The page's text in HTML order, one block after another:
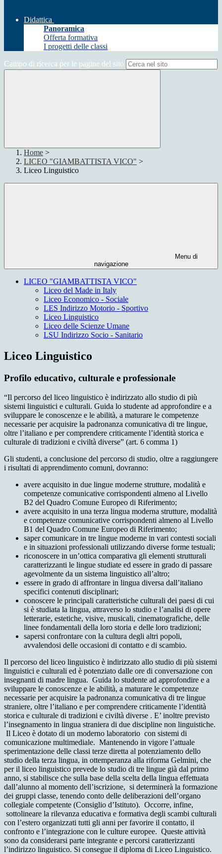
Didattica
Panoramica
Offerta formativa
I progetti delle classi
Campo di ricerca per le pagine del sito
Home >
LICEO "GIAMBATTISTA VICO" >
Liceo Linguistico
Menu di
navigazione
LICEO "GIAMBATTISTA VICO"
Liceo del Made in Italy
Liceo Economico - Sociale
LES Indirizzo Motorio - Sportivo
Liceo Linguistico
Liceo delle Scienze Umane
LSU Indirizzo Socio - Sanitario
Liceo Linguistico
Profilo educativo, culturale e professionale
“Il percorso del liceo linguistico è indirizzato allo studio di più
sistemi linguistici e culturali. Guida lo studente ad approfondire e a
sviluppare le conoscenze e le abilità, a maturare le competenze
necessarie per acquisire la padronanza comunicativa di tre lingue,
oltre l’italiano e per comprendere criticamente l’identità storica e
culturale di tradizioni e civiltà diverse” (art. 6 comma 1)
Gli studenti, a conclusione del percorso di studio, oltre a raggiungere
i risultati di apprendimento comuni, dovranno:
avere acquisito in due lingue moderne strutture, modalità e
competenze comunicative corrispondenti almeno al Livello
B2 del Quadro Comune Europeo di Riferimento;
avere acquisito in una terza lingua moderna strutture, modalità
e competenze comunicative corrispondenti almeno al Livello
B1 del Quadro Comune Europeo di Riferimento;
saper comunicare in tre lingue moderne in vari contesti sociali
e in situazioni professionali utilizzando diverse forme testuali;
riconoscere in un’ottica comparativa gli elementi strutturali
caratterizzanti le lingue studiate ed essere in grado di passare
agevolmente da un sistema linguistico all’altro;
essere in grado di affrontare in lingua diversa dall’italiano
specifici contenuti disciplinari;
conoscere le principali caratteristiche culturali dei paesi di cui
si è studiata la lingua, attraverso lo studio e l’analisi di opere
letterarie, estetiche, visive, musicali, cinematografiche, delle
linee fondamentali della loro storia e delle loro tradizioni;
sapersi confrontare con la cultura degli altri popoli,
avvalendosi delle occasioni di contatto e di scambio.
Il percorso del liceo linguistico è indirizzato allo studio di più sistemi
linguistici e culturali ed è potenziato dalle ore di conversazione con
insegnanti di madre lingua. Guida lo studente ad approfondire e a
sviluppare le conoscenze e le abilità, a maturare le competenze
necessarie per acquisire la padronanza comunicativa di tre lingue
straniere, oltre l’italiano e per comprendere criticamente l’identità
storica e culturale di tradizioni e civiltà diverse . E’ inoltre previsto
l’insegnamento in lingua straniera di due discipline non linguistiche.
Il Liceo è dotato di un moderno laboratorio con sistemi di
comunicazione multimediale. Mantenendo in vigore l’attuale
sperimentazione delle classi terze diretta al potenziamento dello
studio della terza lingua, in ottemperanza alla riforma Gelmini, che
per il liceo linguistico prevede lo studio di tre lingue già dal primo
anno, si stabilisce che sulla base della scelta della lingua effettuata
dall’alunno al momento dell’iscrizione, si determinerà la formazione
dei gruppi classe, tenendo conto delle deliberazioni dell’organo
collegiale competente (Consiglio d’Istituto). Occorre, infine,
sottolineare la rilevanza educativa e formativa degli scambi culturali
con l’estero organizzati tutti gli anni per favorire il contatto, il
confronto e l’integrazione con le culture europee. Queste attività
sono da considerarsi parte integrante e percorsi caratterizzanti
l’indirizzo linguistico. Si consegue il diploma di Liceo Linguistico.